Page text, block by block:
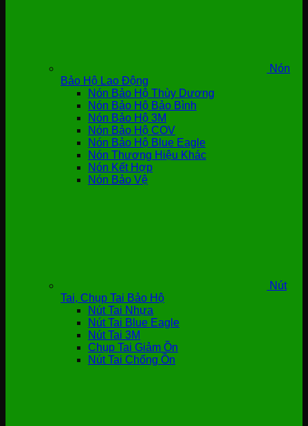
Nón
Bảo Hộ Lao Động
Nón Bảo Hộ Thùy Dương
Nón Bảo Hộ Bảo Bình
Nón Bảo Hộ 3M
Nón Bảo Hộ COV
Nón Bảo Hộ Blue Eagle
Nón Thương Hiệu Khác
Nón Kết Hợp
Nón Bảo Vệ
Nút
Tai, Chụp Tai Bảo Hộ
Nút Tai Nhựa
Nút Tai Blue Eagle
Nút Tai 3M
Chụp Tai Giảm Ồn
Nút Tai Chống Ồn